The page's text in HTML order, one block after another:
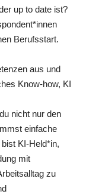
up to date ist?
Berufsstart.
aus und
Know-how, KI
nicht nur den
einfache
KI-Held*in,
mit
zu